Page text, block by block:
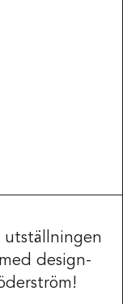
utställningen
design-